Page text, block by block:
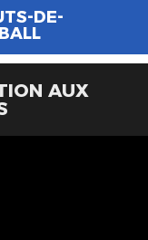
DE-
AUX